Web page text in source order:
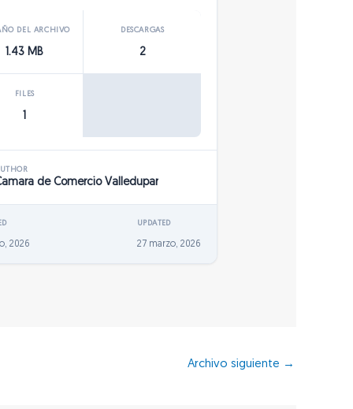
DEL ARCHIVO
1.43 MB
DESCARGAS
2
FILES
1
de Comercio Valledupar
2026
UPDATED
27 marzo, 2026
Archivo siguiente →